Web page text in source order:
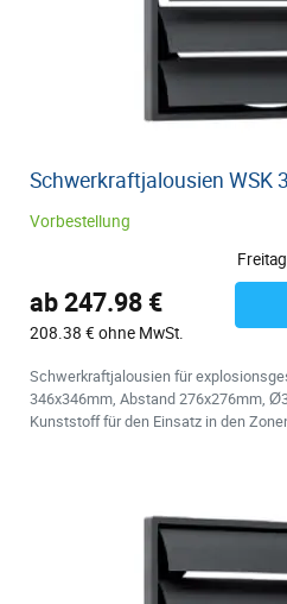
Schwerkraftjalousien WSK
Vorbestellung
ab 247.98 €
208.38 € ohne MwSt.
Schwerkraftjalousien für
346x346mm, Abstand 276x276mm,
Kunststoff für den Einsatz in den